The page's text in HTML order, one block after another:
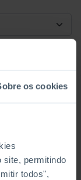
os cookies
site, permitindo
todos",